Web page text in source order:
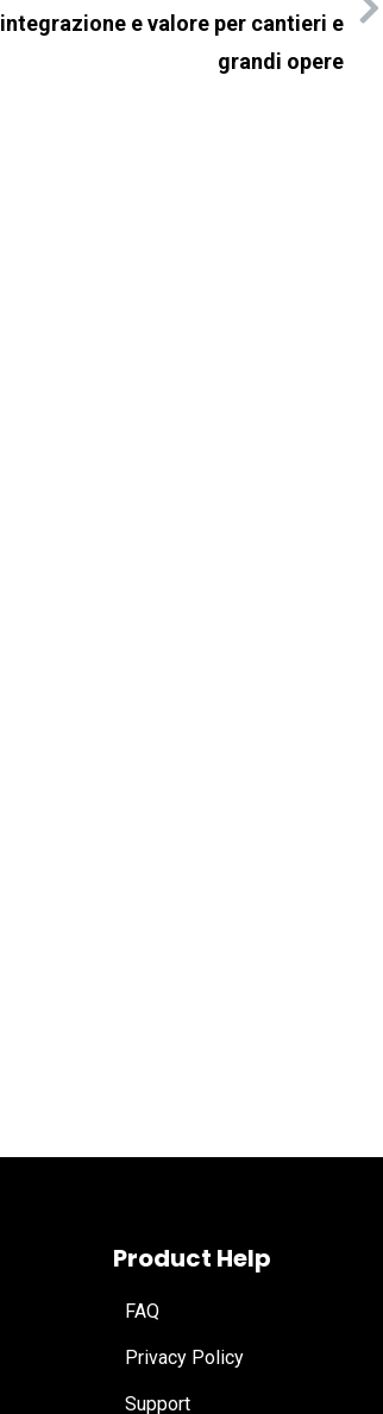
integrazione e valore per cantieri e
grandi opere
Product Help
FAQ
Privacy Policy
Support